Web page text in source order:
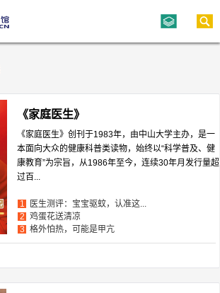
《家庭医生》
《家庭医生》创刊于1983年，由中山大学主办，是一
本面向大众的健康科普类读物，始终以“科学普及、健
康教育”为宗旨，从1986年至今，连续30年月发行量超
过百...
1
医生测评：宝宝驱蚊，认准这...
2 鸡蛋花送清凉
3 格外怕热，可能是甲亢